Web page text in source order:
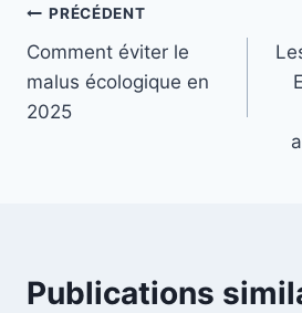
Navigation
de
l’article
PRÉCÉDENT
Comment éviter le
malus écologique en
2025
Publications